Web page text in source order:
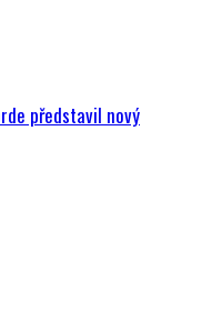
představil nový